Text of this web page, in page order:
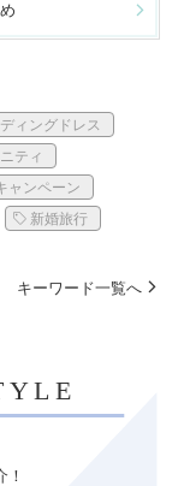
ィングドレス
ティ
ャンペーン
新婚旅行
キーワード一覧へ
！